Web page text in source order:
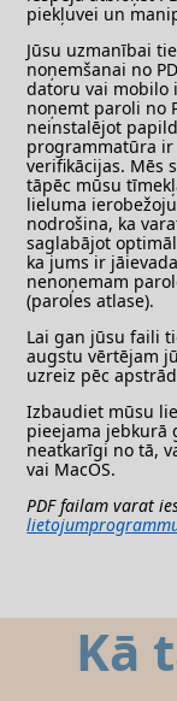
piekļuvei un
Jūsu uzmanībai
noņemšanai no
datoru vai mobilo
noņemt paroli no
neinstalējot
programmatūra ir
verifikācijas. Mēs
tāpēc mūsu
lieluma
nodrošina, ka
saglabājot
ka jums ir
nenoņemam
(paroles atlase).
Lai gan jūsu faili
augstu vērtējam
uzreiz pēc
Izbaudiet mūsu
pieejama jebkurā
neatkarīgi no tā,
vai MacOS.
PDF failam varat
Kā